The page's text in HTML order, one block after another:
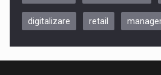
Be Inspired. Make it Happen!, CLUJ, 9
digitalizare retail